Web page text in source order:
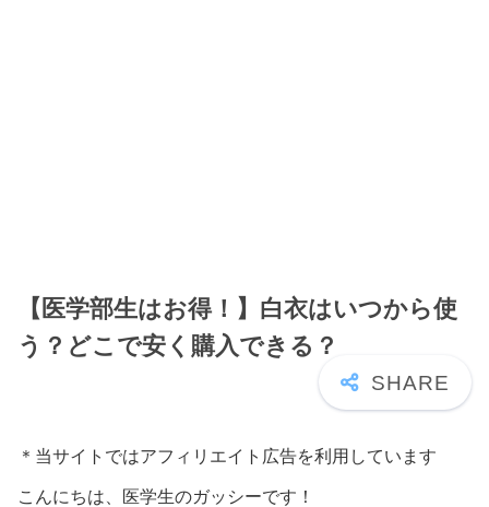
【医学部生はお得！】白衣はいつから使
う？どこで安く購入できる？
＊当サイトではアフィリエイト広告を利用しています
こんにちは、医学生のガッシーです！